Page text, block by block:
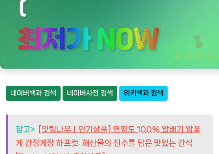
네이버백과 검색 네이버사전 검색 위키백과 검색
참고> [잇팅나우ㅣ인기상품] 연평도 100% 알배기 암꽃
게 간장게장 하프컷: 해산물의 진수를 담은 맛있는 간식